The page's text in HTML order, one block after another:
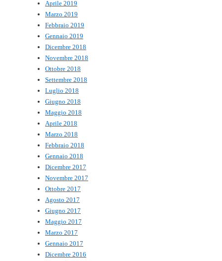
Aprile 2019
Marzo 2019
Febbraio 2019
Gennaio 2019
Dicembre 2018
Novembre 2018
Ottobre 2018
Settembre 2018
Luglio 2018
Giugno 2018
Maggio 2018
Aprile 2018
Marzo 2018
Febbraio 2018
Gennaio 2018
Dicembre 2017
Novembre 2017
Ottobre 2017
Agosto 2017
Giugno 2017
Maggio 2017
Marzo 2017
Gennaio 2017
Dicembre 2016